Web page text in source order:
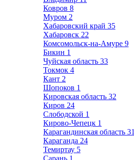
Ковров 8
Муром 2
Хабаровский край 35
Хабаровск 22
Комсомольск-на-Амуре 9
Бикин 1
Чуйская область 33
Токмок 4
Кант 2
Шопоков 1
Кировская область 32
Киров 24
Слободской 1
Кирово-Чепецк 1
Карагандинская область 31
Караганда 24
Темиртау 5
Сарань 1